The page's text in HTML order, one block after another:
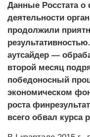
Данные Росстата о
деятельности
продолжили
аутсайдер —
второй месяц
победоносный
экономическом
роста
всего обвал курса